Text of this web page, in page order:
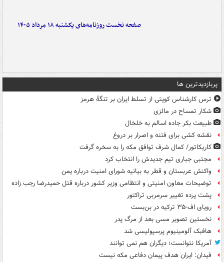
صفحه نخست روزنامه‌های یکشنبه ۱۸ مرداد ۱۴۰۵
پربازدیدترین ها
ترس کارشناس کویتی از تسلط ایران بر تنگۀ هرمز
شکار تمساح در مالزی
طبیعت بکر جاده اسالم به خلخال
نقشه کشی برای فتنه و اصرار بر دروغ
کاریکاتور/ کمال شرف توافق مکه را به سخره گرفت
مجتبی جباری تیم جدیدش را انتخاب کرد
واکنش عربستان و قطر به بیانیه شورای امنیت درباره یمن
توضیحات معاون امنیتی و انتظامی وزیر کشور درباره قتل حمیدرضا رجب زاده
پشت پرده تغییر سرمربی تراکتور
رویای اف-۳۵ ترکیه در بن‌بست
نخستین تصویر مسی بعد از مرگ پدر
هافبک آلومینیوم پرسپولیسی شد
آمریکا نتوانست؛ دیگران هم نمی توانند
فیدان: ایران هدف پیمان دفاعی مکه نیست